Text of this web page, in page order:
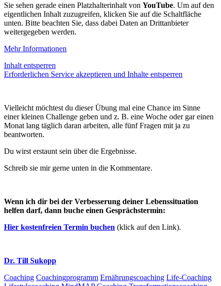
Sie sehen gerade einen Platzhalterinhalt von YouTube. Um auf den
eigentlichen Inhalt zuzugreifen, klicken Sie auf die Schaltfläche
unten. Bitte beachten Sie, dass dabei Daten an Drittanbieter
weitergegeben werden.
Mehr Informationen
Inhalt entsperren
Erforderlichen Service akzeptieren und Inhalte entsperren
Vielleicht möchtest du dieser Übung mal eine Chance im Sinne
einer kleinen Challenge geben und z. B. eine Woche oder gar einen
Monat lang täglich daran arbeiten, alle fünf Fragen mit ja zu
beantworten.
Du wirst erstaunt sein über die Ergebnisse.
Schreib sie mir gerne unten in die Kommentare.
Wenn ich dir bei der Verbesserung deiner Lebenssituation
helfen darf, dann buche einen Gesprächstermin:
Hier kostenfreien Termin buchen (klick auf den Link).
Dr. Till Sukopp
Coaching Coachingprogramm Ernährungscoaching Life-Coaching